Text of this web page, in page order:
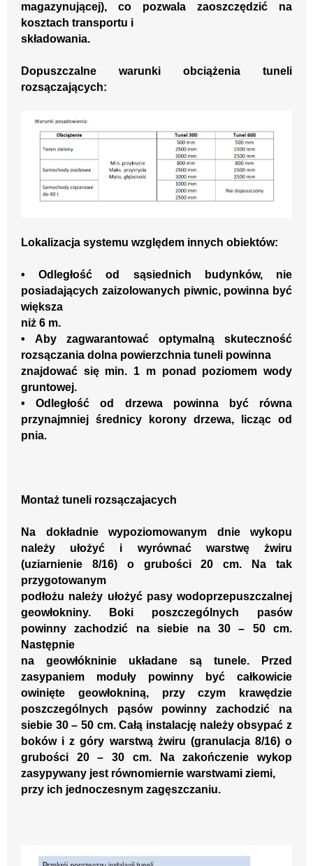
magazynującej),
co pozwala
zaoszczędzić na
kosztach transportu i
składowania.
Dopuszczalne warunki obciążenia tuneli
rozsączających:
Lokalizacja systemu względem innych obiektów:
• Odległość od sąsiednich budynków, nie
posiadających zaizolowanych piwnic, powinna być
większa
niż 6 m.
•
Aby zagwarantować optymalną skuteczność
rozsączania dolna powierzchnia tuneli powinna
znajdować się min. 1 m ponad poziomem wody
gruntowej.
•
Odległość od d rzewa powinna być równa
przynajmniej średnicy korony drzewa, licząc od
pnia.
Montaż tuneli rozsączajacych
Na dokładnie wypoziomowanym dnie wykopu
należy ułożyć
i wyrównać warstwę żwiru
(uziarnienie 8/16) o grubości
20 cm.
Na tak
przygotowanym
podłożu należy ułożyć pasy wodoprzepuszczalnej
geowłokniny. Boki poszczególnych pasów
powinny
zachodzić na siebie na 30–
50 cm.
Następnie
na geowłókninie układane są tunele.
Przed
zasypaniem moduły
powinny być całkowicie
owinięte
geowłokniną, przy czym krawędzie
poszczególnych pąsów
powinny zachodzić na
siebie 30– 50 cm. Całą instalację należyobsypać z
boków i z góry warstwą żwiru (granulacja 8/16) o
grubości 20– 30 cm.
Na zakończenie wykop
zasypywany jest równomiernie warstwami ziemi,
przy ich jednoczesnym zagęszczaniu.